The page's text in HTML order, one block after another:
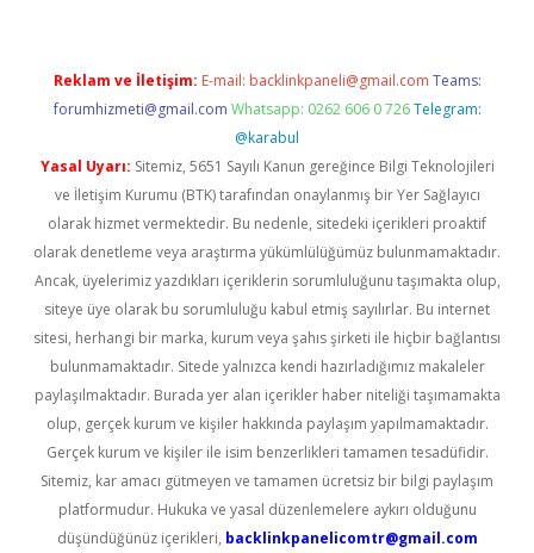
Reklam ve İletişim: E-mail: backlinkpaneli@gmail.com Teams:
forumhizmeti@gmail.com Whatsapp: 0262 606 0 726 Telegram:
@karabul
Yasal Uyarı: Sitemiz, 5651 Sayılı Kanun gereğince Bilgi Teknolojileri
ve İletişim Kurumu (BTK) tarafından onaylanmış bir Yer Sağlayıcı
olarak hizmet vermektedir. Bu nedenle, sitedeki içerikleri proaktif
olarak denetleme veya araştırma yükümlülüğümüz bulunmamaktadır.
Ancak, üyelerimiz yazdıkları içeriklerin sorumluluğunu taşımakta olup,
siteye üye olarak bu sorumluluğu kabul etmiş sayılırlar. Bu internet
sitesi, herhangi bir marka, kurum veya şahıs şirketi ile hiçbir bağlantısı
bulunmamaktadır. Sitede yalnızca kendi hazırladığımız makaleler
paylaşılmaktadır. Burada yer alan içerikler haber niteliği taşımamakta
olup, gerçek kurum ve kişiler hakkında paylaşım yapılmamaktadır.
Gerçek kurum ve kişiler ile isim benzerlikleri tamamen tesadüfidir.
Sitemiz, kar amacı gütmeyen ve tamamen ücretsiz bir bilgi paylaşım
platformudur. Hukuka ve yasal düzenlemelere aykırı olduğunu
düşündüğünüz içerikleri, backlinkpanelicomtr@gmail.com